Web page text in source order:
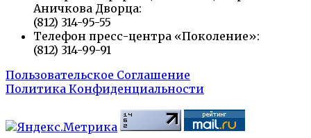
Аничкова Дворца:
(812) 314-95-55
Телефон пресс-центра «Поколение»:
(812) 314-99-91
Пользовательское Соглашение
Политика Конфиденциальности